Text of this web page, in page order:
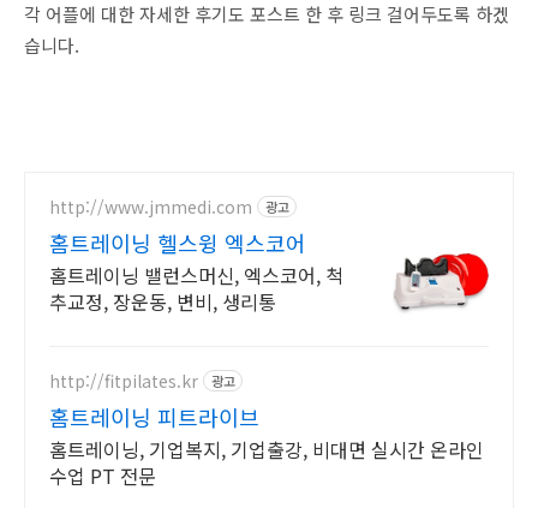
각 어플에 대한 자세한 후기도 포스트 한 후 링크 걸어두도록 하겠
습니다.
http://www.jmmedi.com 광고
홈트레이닝 헬스윙 엑스코어
홈트레이닝 밸런스머신, 엑스코어, 척
추교정, 장운동, 변비, 생리통
http://fitpilates.kr 광고
홈트레이닝 피트라이브
홈트레이닝, 기업복지, 기업출강, 비대면 실시간 온라인
수업 PT 전문